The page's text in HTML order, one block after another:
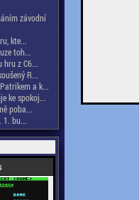
závodní
kte...
toh...
hru z C6...
R...
a k...
ke spokoj...
poba...
1. bu...